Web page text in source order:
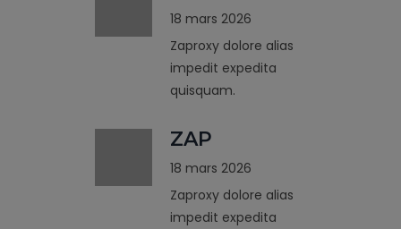
18 mars 2026
Zaproxy dolore alias
impedit expedita
quisquam.
ZAP
18 mars 2026
Zaproxy dolore alias
impedit expedita